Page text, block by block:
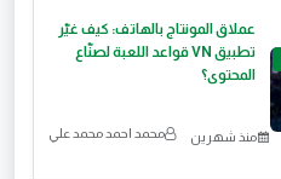
​عملاق المونتاج بالهاتف: كيف غيّر
تطبيق VN قواعد اللعبة لصنّاع
المحتوى؟
منذ شهرين محمد احمد محمد علي